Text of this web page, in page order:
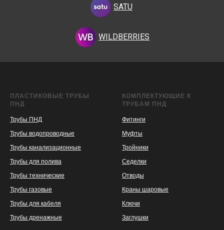
KASPI
SATU
SATU
WILDBERRIES
WILDBERRIES
ПЛАСТИКОВЫЕ ТРУБЫ
ПНД
Трубы ПНД
Трубы водопроводные
Трубы канализационные
Трубы для полива
Трубы технические
Трубы газовые
Трубы для кабеля
Трубы дренажные
КОМПЛЕКТУЮЩИЕ К
ТРУБАМ ПНД
Фитинги
Муфты
Тройники
Седелки
Отводы
Краны шаровые
Ключи
Заглушки